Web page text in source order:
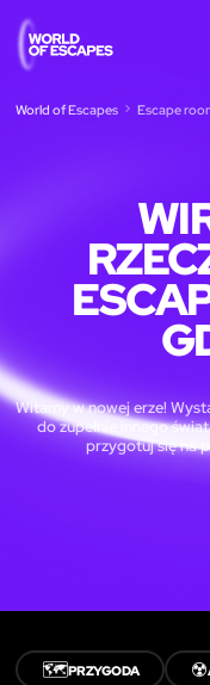
World of Escapes Escape
Witamy w nowej erze!
do zupełnie innego
przygotuj się na
🗺️PRZYGODA ☢️